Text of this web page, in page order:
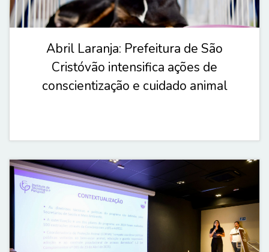
Abril Laranja: Prefeitura de São
Cristóvão intensifica ações de
conscientização e cuidado animal